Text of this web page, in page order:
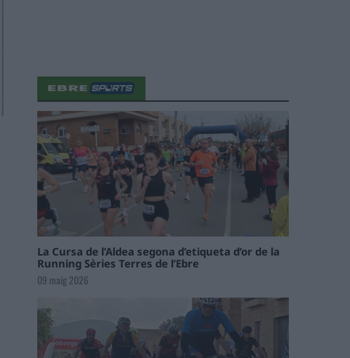
La Cursa de l’Aldea segona d’etiqueta d’or de la
Running Sèries Terres de l’Ebre
09 maig 2026